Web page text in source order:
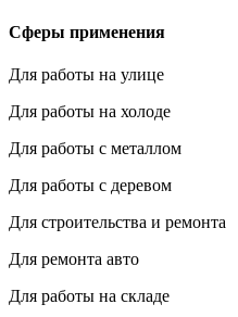
Сферы применения
Для работы на улице
Для работы на холоде
Для работы с металлом
Для работы с деревом
Для строительства и ремонта
Для ремонта авто
Для работы на складе